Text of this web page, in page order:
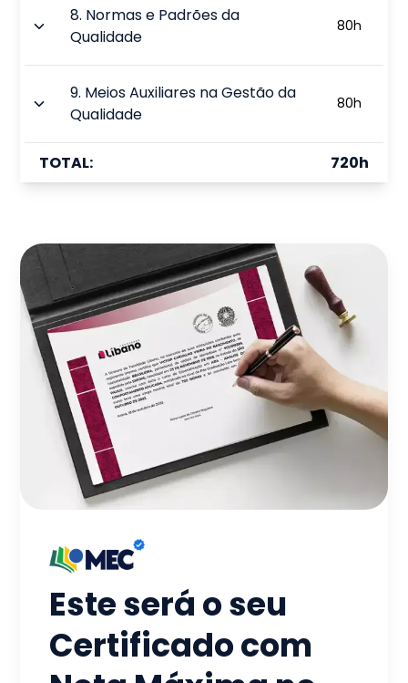
8. Normas e Padrões da
Qualidade
80h
9. Meios Auxiliares na Gestão da
Qualidade
80h
TOTAL: 720h
Este será o seu
Certificado com